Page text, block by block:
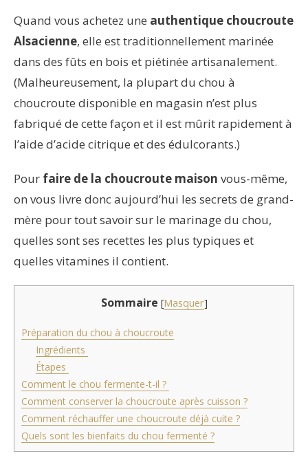
Quand vous achetez une authentique choucroute
Alsacienne, elle est traditionnellement marinée
dans des fûts en bois et piétinée artisanalement.
(Malheureusement, la plupart du chou à
choucroute disponible en magasin n’est plus
fabriqué de cette façon et il est mûrit rapidement à
l’aide d’acide citrique et des édulcorants.)
Pour faire de la choucroute maison vous-même,
on vous livre donc aujourd’hui les secrets de grand-
mère pour tout savoir sur le marinage du chou,
quelles sont ses recettes les plus typiques et
quelles vitamines il contient.
Sommaire [Masquer]
Préparation du chou à choucroute
Ingrédients
Étapes
Comment le chou fermente-t-il ?
Comment conserver la choucroute après cuisson ?
Comment réchauffer une choucroute déjà cuite ?
Quels sont les bienfaits du chou fermenté ?